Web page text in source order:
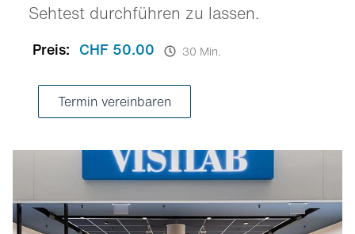
Sehtest durchführen zu lassen.
Preis: CHF 50.00 30 Min.
Termin vereinbaren